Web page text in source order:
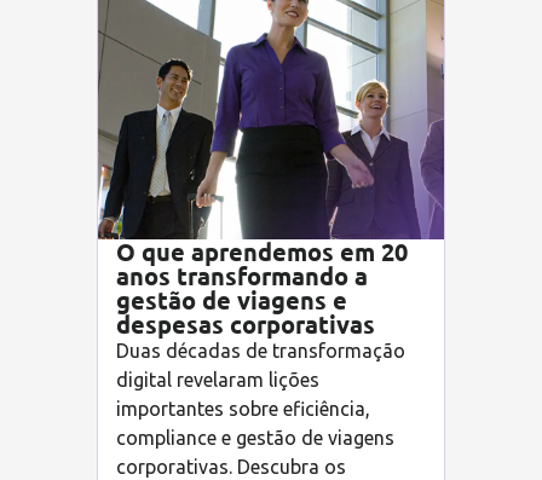
O que aprendemos em 20
anos transformando a
gestão de viagens e
despesas corporativas
Duas décadas de transformação
digital revelaram lições
importantes sobre eficiência,
compliance e gestão de viagens
corporativas. Descubra os